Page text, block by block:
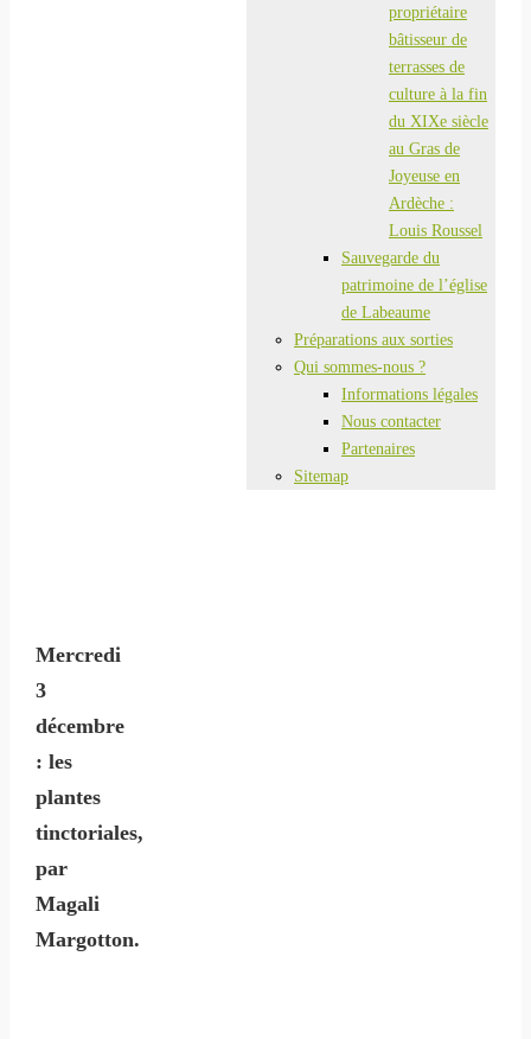
Mercredi
3
décembre
: les
plantes
tinctoriales,
par
Magali
Margotton.
propriétaire
bâtisseur de
terrasses de
culture à la fin
du XIXe siècle
au Gras de
Joyeuse en
Ardèche :
Louis Roussel
Sauvegarde du
patrimoine de l’église
de Labeaume
Préparations aux sorties
Qui sommes-nous ?
Informations légales
Nous contacter
Partenaires
Sitemap